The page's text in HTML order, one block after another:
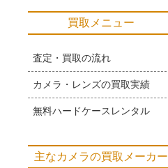
買取メニュー
査定・買取の流れ
カメラ・レンズの買取実績
無料ハードケースレンタル
主なカメラの買取メーカー